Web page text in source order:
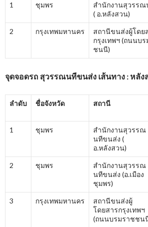
1 ชุมพร
สำนักงานสุวรร
( อ.หลังสวน)
2 กรุงเทพมหานคร
สถานีขนส่งผู้โดย
กรุงเทพฯ (ถนนบ
ชนนี)
จุดจอดรถ สุวรรณนทีขนส่ง เส้นทาง : หลั
ลำดับ ชื่อจังหวัด สถานี
1 ชุมพร
สำนักงานสุวรรณ
นทีขนส่ง (
อ.หลังสวน)
2 ชุมพร
สำนักงานสุวรรณ
นทีขนส่ง (อ.เมือง
ชุมพร)
3 กรุงเทพมหานคร
สถานีขนส่งผู้
โดยสารกรุงเทพฯ
(ถนนบรมราชชน